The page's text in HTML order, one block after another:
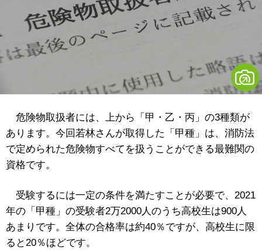
危険物取扱者には、上から「甲・乙・丙」の3種類が
あります。今回若林さんが取得した「甲種」は、消防法
で定められた危険物すべてを扱うことができる最難関の
資格です。
受験するには一定の条件を満たすことが必要で、2021
年の「甲種」の受験者2万2000人のうち高校生は900人
あまりです。全体の合格率は約40％ですが、高校生に限
ると20％ほどです。